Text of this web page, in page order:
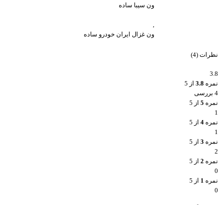
ون سیبا ساده
,
ون غزال ایران خودرو ساده
نظرات (4)
3.8
نمره 3.8 از 5
4 بررسی
نمره 5 از 5
1
نمره 4 از 5
1
نمره 3 از 5
2
نمره 2 از 5
0
نمره 1 از 5
0